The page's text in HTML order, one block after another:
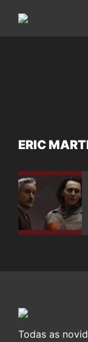
ERIC
Todas as